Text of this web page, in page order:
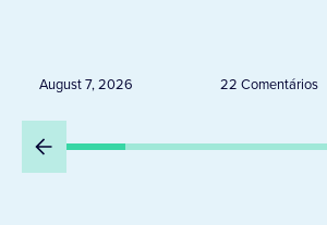
August 7, 2026 22 Comentários